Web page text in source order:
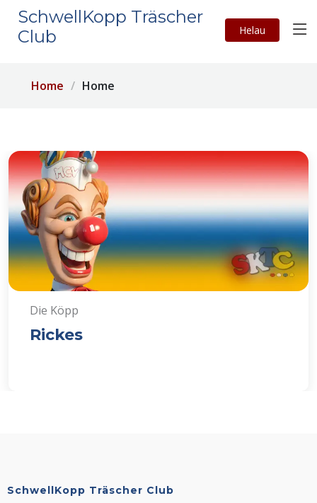
SchwellKopp Träscher
Club
Helau
Home Home
Die Köpp
Rickes
SchwellKopp Träscher Club